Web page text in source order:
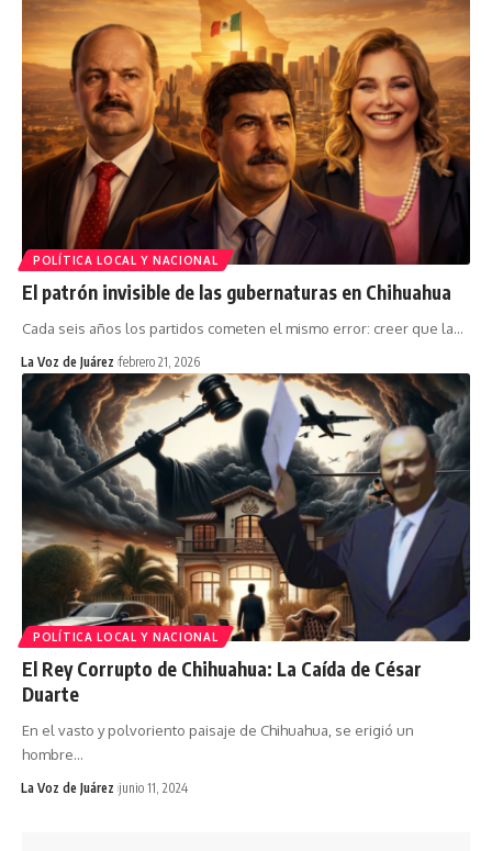
POLÍTICA LOCAL Y NACIONAL
El patrón invisible de las gubernaturas en Chihuahua
Cada seis años los partidos cometen el mismo error: creer que la…
La Voz de Juárez febrero 21, 2026
POLÍTICA LOCAL Y NACIONAL
El Rey Corrupto de Chihuahua: La Caída de César
Duarte
En el vasto y polvoriento paisaje de Chihuahua, se erigió un
hombre…
La Voz de Juárez junio 11, 2024